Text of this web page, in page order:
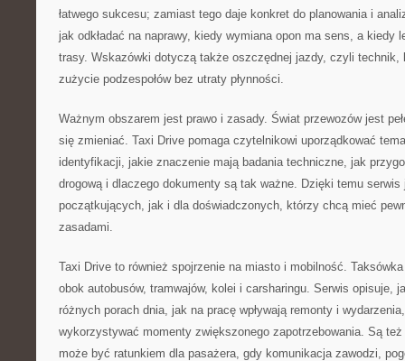
łatwego sukcesu; zamiast tego daje konkret do planowania i
jak odkładać na naprawy, kiedy wymiana opon ma sens, a kiedy
trasy. Wskazówki dotyczą także oszczędnej jazdy, czyli technik,
zużycie podzespołów bez utraty płynności.
Ważnym obszarem jest prawo i zasady. Świat przewozów jest
się zmieniać. Taxi Drive pomaga czytelnikowi uporządkować
identyfikacji, jakie znaczenie mają badania techniczne, jak
drogową i dlaczego dokumenty są tak ważne. Dzięki temu
początkujących, jak i dla doświadczonych, którzy chcą mieć
zasadami.
Taxi Drive to również spojrzenie na miasto i mobilność.
obok autobusów, tramwajów, kolei i carsharingu. Serwis opisuje,
różnych porach dnia, jak na pracę wpływają remonty i
wykorzystywać momenty zwiększonego zapotrzebowania. Są
może być ratunkiem dla pasażera, gdy komunikacja zawodzi,